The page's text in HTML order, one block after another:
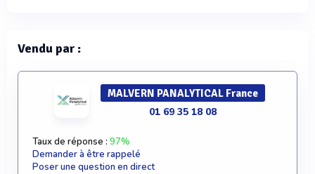
Vendu par :
MALVERN PANALYTICAL France
01 69 35 18 08
Taux de réponse : 97%
Demander à être rappelé
Poser une question en direct